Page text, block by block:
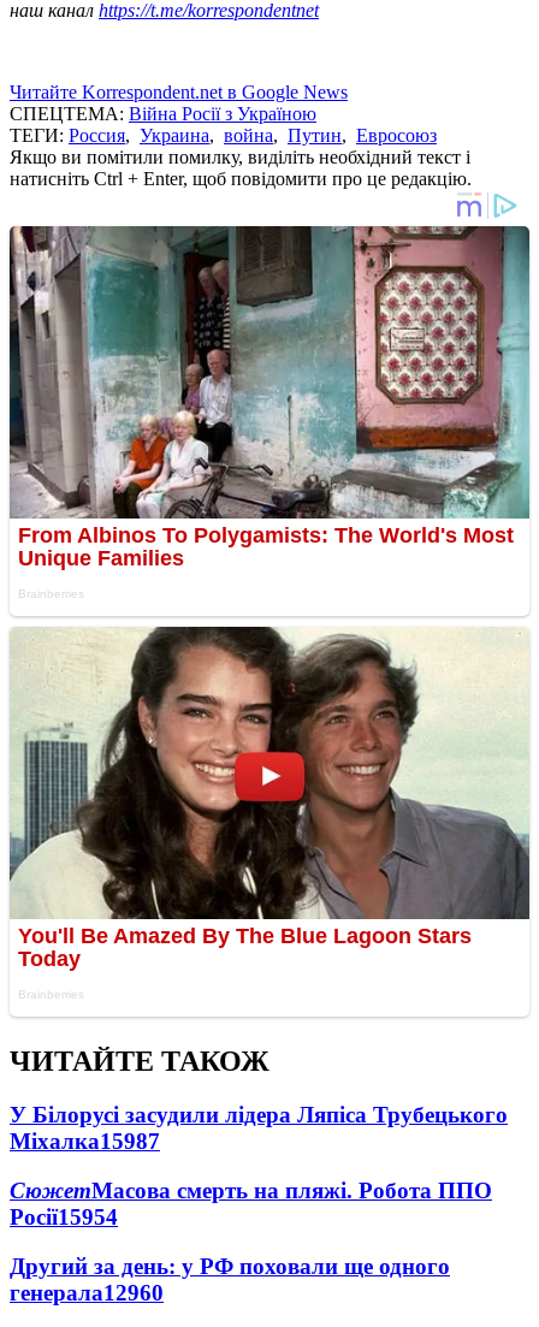
наш канал https://t.me/korrespondentnet
Читайте Korrespondent.net в Google News
СПЕЦТЕМА: Війна Росії з Україною
ТЕГИ: Россия, Украина, война, Путин, Евросоюз
Якщо ви помітили помилку, виділіть необхідний текст і
натисніть Ctrl + Enter, щоб повідомити про це редакцію.
ЧИТАЙТЕ ТАКОЖ
У Білорусі засудили лідера Ляпіса Трубецького
Міхалка15987
СюжетМасова смерть на пляжі. Робота ППО
Росії15954
Другий за день: у РФ поховали ще одного
генерала12960